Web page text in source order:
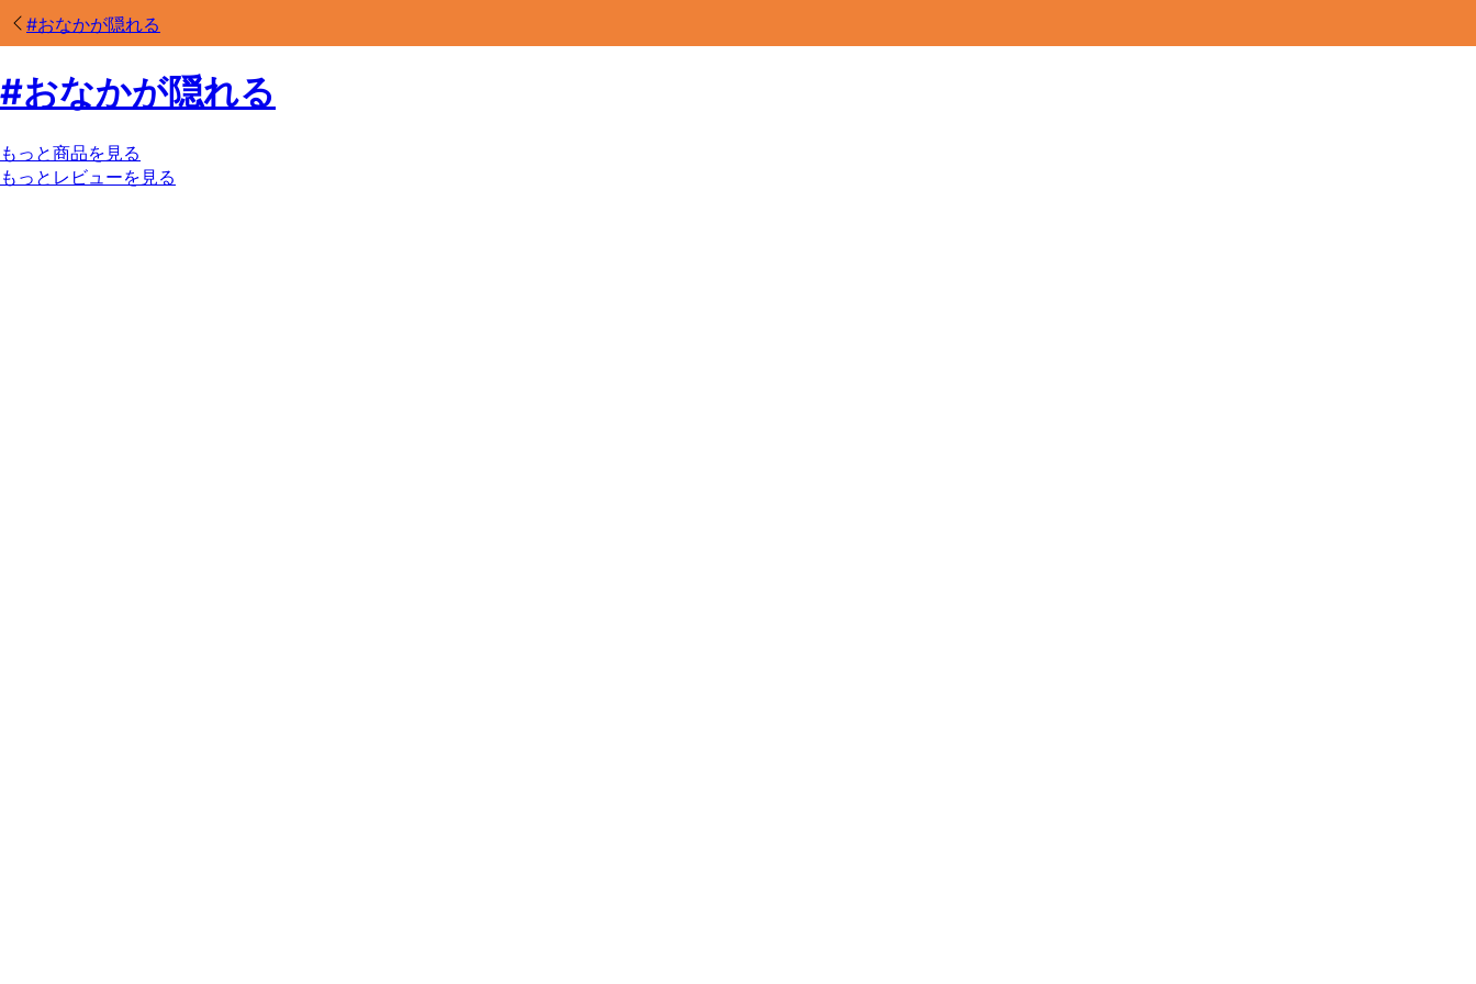
#おなかが隠れる
#おなかが隠れる
もっと商品を見る
もっとレビューを見る